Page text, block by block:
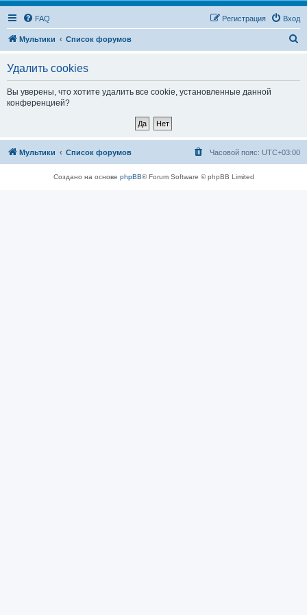
FAQ Вход
Регистрация
Мультики Список форумов
Удалить cookies
Вы уверены, что хотите удалить все cookie, установленные данной
конференцией?
Мультики Список форумов Часовой пояс: UTC+03:00
Создано на основе phpBB® Forum Software © phpBB Limited